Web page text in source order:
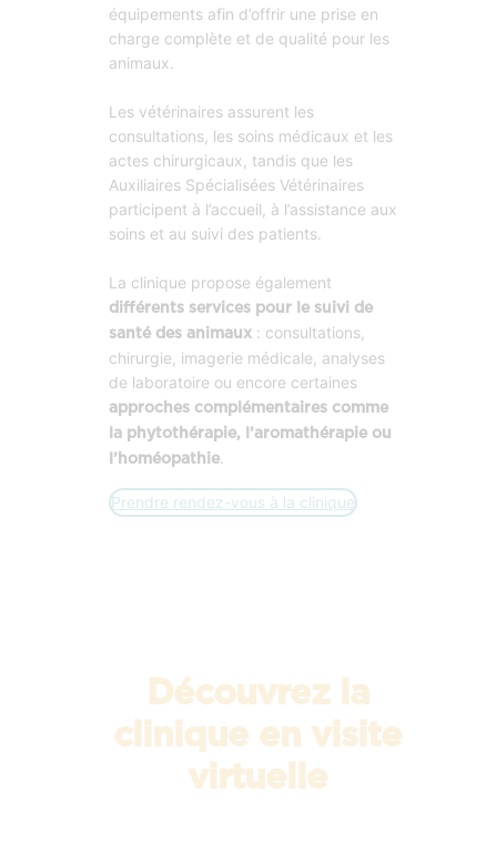
équipements afin d’offrir une prise en
charge complète et de qualité pour les
animaux.
Les vétérinaires assurent les
consultations, les soins médicaux et les
actes chirurgicaux, tandis que les
Auxiliaires Spécialisées Vétérinaires
participent à l’accueil, à l’assistance aux
soins et au suivi des patients.
La clinique propose également
différents services pour le suivi de
santé des animaux : consultations,
chirurgie, imagerie médicale, analyses
de laboratoire ou encore certaines
approches complémentaires comme
la phytothérapie, l’aromathérapie ou
l’homéopathie
Prendre rendez-vous à la clinique
Découvrez la
clinique en visite
virtuelle